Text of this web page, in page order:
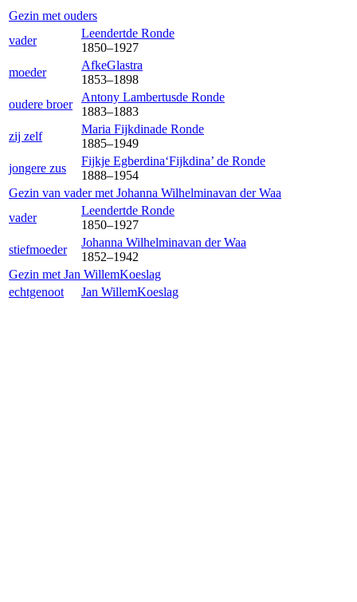
Gezin met ouders
vader
Leendertde Ronde
1850–1927
moeder
AfkeGlastra
1853–1898
oudere broer
Antony Lambertusde Ronde
1883–1883
zij zelf
Maria Fijkdinade Ronde
1885–1949
jongere zus
Fijkje Egberdina‘Fijkdina’ de Ronde
1888–1954
Gezin van vader met Johanna Wilhelminavan der Waa
vader
Leendertde Ronde
1850–1927
stiefmoeder
Johanna Wilhelminavan der Waa
1852–1942
Gezin met Jan WillemKoeslag
echtgenoot
Jan WillemKoeslag